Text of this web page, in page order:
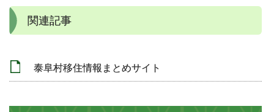
関連記事
泰阜村移住情報まとめサイト